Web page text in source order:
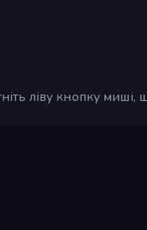
ліву кнопку